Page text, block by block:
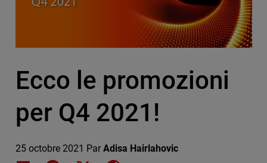
Ecco le promozioni
per Q4 2021!
25 octobre 2021 Par Adisa Hairlahovic